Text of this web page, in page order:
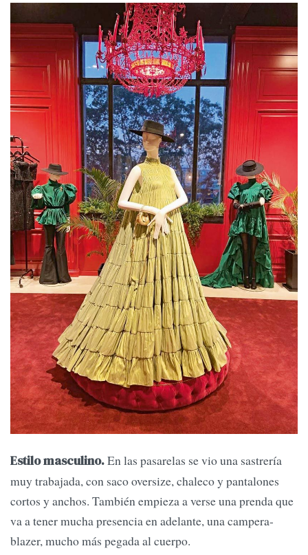
Estilo masculino.En las pasarelas se vio una sastrería
muy trabajada, con saco oversize, chaleco y pantalones
cortos y anchos. También empieza a verse una prenda que
va a tener mucha presencia en adelante, una campera-
blazer, mucho más pegada al cuerpo.